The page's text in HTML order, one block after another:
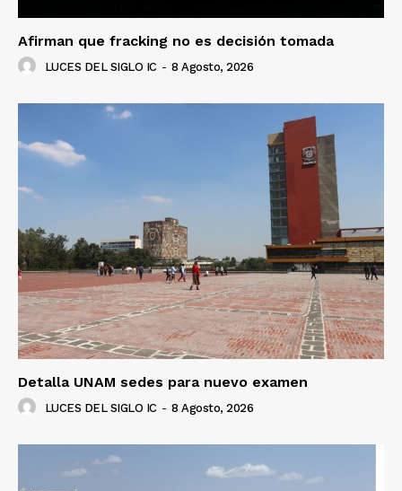
Afirman que fracking no es decisión tomada
LUCES DEL SIGLO IC - 8 Agosto, 2026
Detalla UNAM sedes para nuevo examen
LUCES DEL SIGLO IC - 8 Agosto, 2026